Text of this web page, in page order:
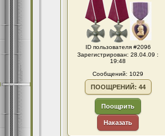
ID пользователя #2096
Зарегистрирован: 28.04.09 :
19:48
Сообщений: 1029
ПООЩРЕНИЙ: 44
Поощрить
Наказать